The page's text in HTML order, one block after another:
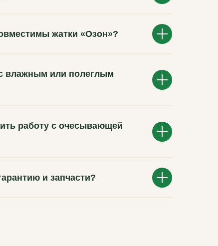
жатки «Озон»?
влажным или полеглым
работу с очесывающей
и запчасти?